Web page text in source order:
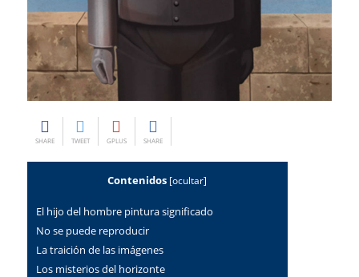
SHARE TWEET GPLUS SHARE
Contenidos [ocultar]
El hijo del hombre pintura significado
no se puede reproducir
la traición de las imágenes
los misterios del horizonte